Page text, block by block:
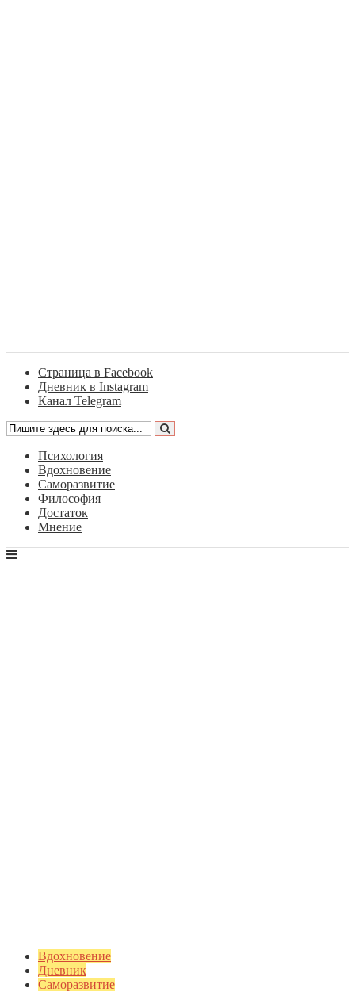
Страница в Facebook
Дневник в Instagram
Канал Telegram
Психология
Вдохновение
Саморазвитие
Философия
Достаток
Мнение
Вдохновение
Дневник
Саморазвитие